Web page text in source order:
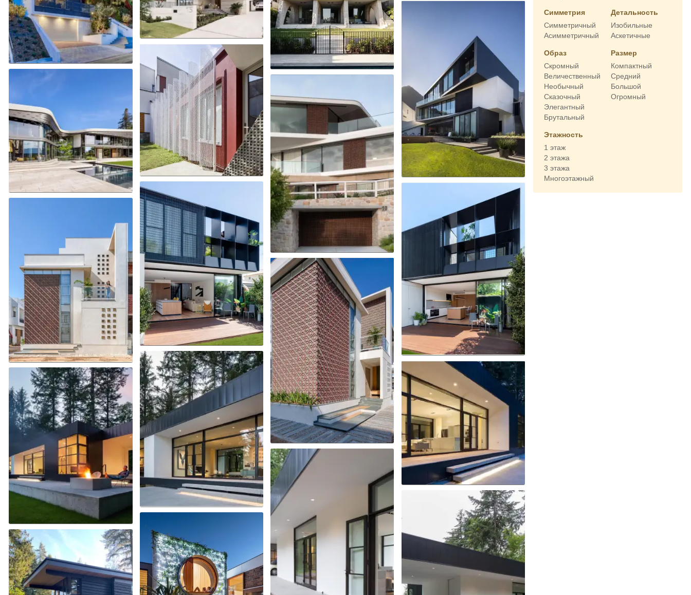
Симметрия
Симметричный
Асимметричный
Детальность
Изобильные
Аскетичные
Образ
Скромный
Величественный
Необычный
Сказочный
Элегантный
Брутальный
Размер
Компактный
Средний
Большой
Огромный
Этажность
1 этаж
2 этажа
3 этажа
Многоэтажный